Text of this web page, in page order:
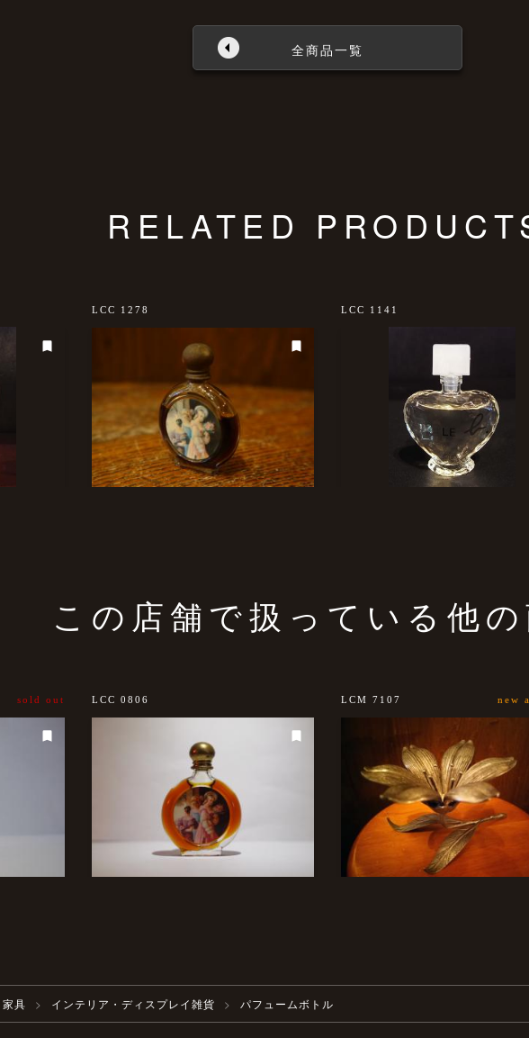
全商品一覧
RELATED
LCC 1278 LCC 1141
この店舗で扱っている他
sold out LCC 0806 LCM 7107 new
具 インテリア・ディスプレイ雑貨 パフュームボトル